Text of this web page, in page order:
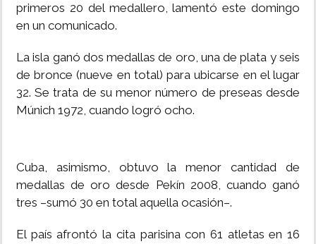
MULTIMEDIA
IMPRESO
primeros 20 del medallero, lamentó este domingo
en un comunicado.
La isla ganó dos medallas de oro, una de plata y seis
de bronce (nueve en total) para ubicarse en el lugar
32. Se trata de su menor número de preseas desde
Múnich 1972, cuando logró ocho.
Cuba, asimismo, obtuvo la menor cantidad de
medallas de oro desde Pekín 2008, cuando ganó
tres –sumó 30 en total aquella ocasión–.
El país afrontó la cita parisina con 61 atletas en 16